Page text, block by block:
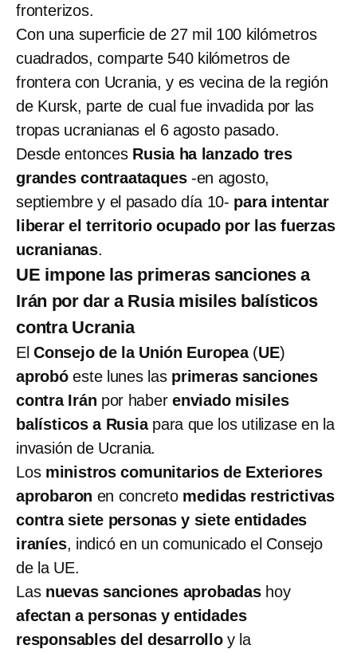
fronterizos.
Con una superficie de 27 mil 100 kilómetros
cuadrados, comparte 540 kilómetros de
frontera con Ucrania, y es vecina de la región
de Kursk, parte de cual fue invadida por las
tropas ucranianas el 6 agosto pasado.
Desde entonces Rusia ha lanzado tres
grandes contraataques-en agosto,
septiembre y el pasado día 10- para intentar
liberar el territorio ocupado por las fuerzas
ucranianas.
UE impone las primeras sanciones a
Irán por dar a Rusia misiles balísticos
contra Ucrania
El Consejo de la Unión Europea(UE)
aprobóeste lunes las primeras sanciones
contra Irán por haberenviado misiles
balísticos a Rusia para que los utilizase en la
invasión de Ucrania.
Los ministros comunitarios de Exteriores
aprobaron en concreto medidas restrictivas
contra siete personas y siete entidades
iraníes, indicó en un comunicado el Consejo
de la UE.
Las nuevas sanciones aprobadashoy
afectan a personas y entidades
responsables del desarrolloy la